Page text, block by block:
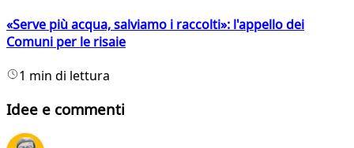
«Serve più acqua, salviamo i raccolti»: l'appello dei
Comuni per le risaie
1 min di lettura
Idee e commenti